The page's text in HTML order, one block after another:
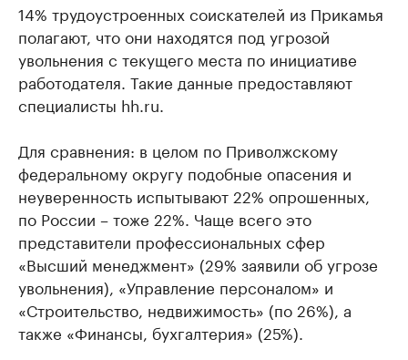
14% трудоустроенных соискателей из Прикамья
полагают, что они находятся под угрозой
увольнения с текущего места по инициативе
работодателя. Такие данные предоставляют
специалисты hh.ru.
Для сравнения: в целом по Приволжскому
федеральному округу подобные опасения и
неуверенность испытывают 22% опрошенных,
по России – тоже 22%. Чаще всего это
представители профессиональных сфер
«Высший менеджмент» (29% заявили об угрозе
увольнения), «Управление персоналом» и
«Строительство, недвижимость» (по 26%), а
также «Финансы, бухгалтерия» (25%).